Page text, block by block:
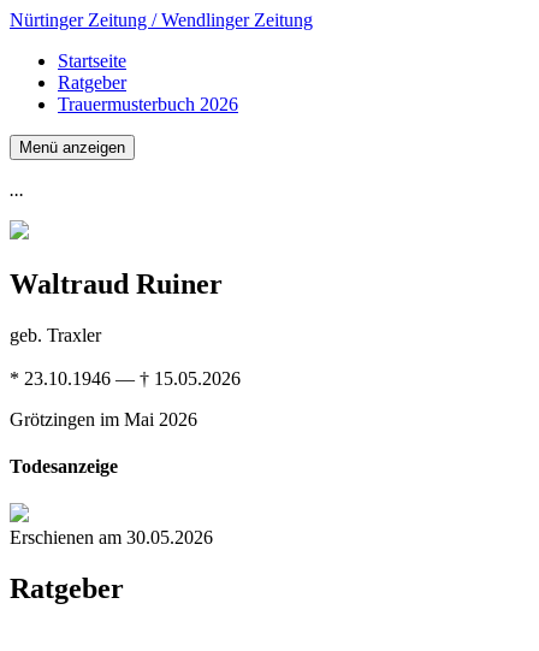
Nürtinger Zeitung / Wendlinger Zeitung
Startseite
Ratgeber
Trauermusterbuch 2026
Menü anzeigen
...
Waltraud Ruiner
geb. Traxler
* 23.10.1946 — † 15.05.2026
Grötzingen im Mai 2026
Todesanzeige
Erschienen am 30.05.2026
Ratgeber